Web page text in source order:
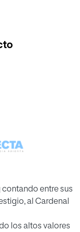
entre sus
al Cardenal
los altos valores